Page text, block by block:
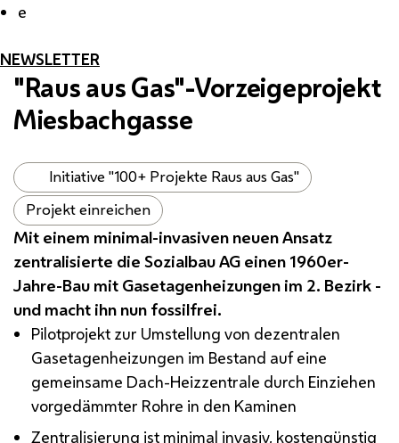
e
NEWSLETTER
"Raus aus Gas"-Vorzeigeprojekt
Miesbachgasse
Initiative "100+ Projekte Raus aus Gas"
Projekt einreichen
Mit einem minimal-invasiven neuen Ansatz
zentralisierte die Sozialbau AG einen 1960er-
Jahre-Bau mit Gasetagenheizungen im 2. Bezirk -
und macht ihn nun fossilfrei.
Pilotprojekt zur Umstellung von dezentralen
Gasetagenheizungen im Bestand auf eine
gemeinsame Dach-Heizzentrale durch Einziehen
vorgedämmter Rohre in den Kaminen
Zentralisierung ist minimal invasiv, kostengünstig